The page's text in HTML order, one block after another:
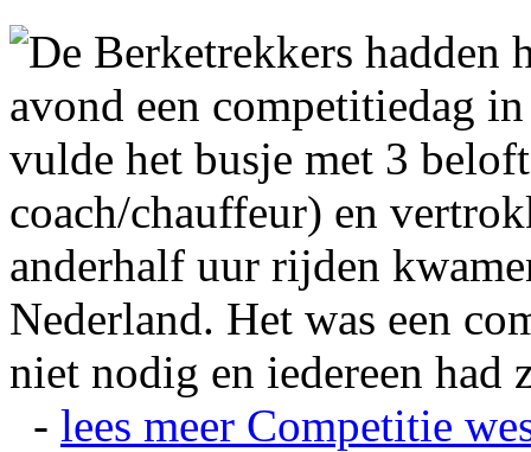
De Berketrekkers hadden
avond een competitiedag
vulde het busje met 3
coach/chauffeur) en
anderhalf uur rijden
Nederland. Het was een
niet nodig en iedereen
- lees meer Competitie